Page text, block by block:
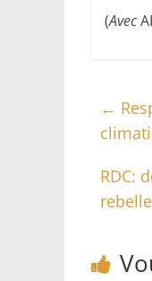
(Avec
←
RDC: